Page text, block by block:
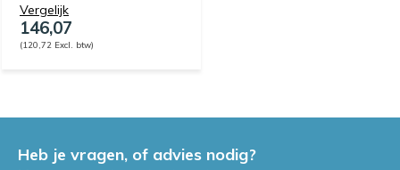
Vergelijk
146,07
(120,72 Excl. btw)
Heb je vragen, of advies nodig?